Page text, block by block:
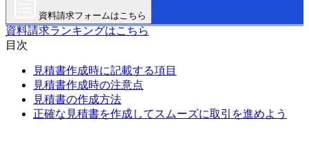
資料請求フォームはこちら
資料請求ランキングはこちら
目次
見積書作成時に記載する項目
見積書作成時の注意点
見積書の作成方法
正確な見積書を作成してスムーズに取引を進めよう